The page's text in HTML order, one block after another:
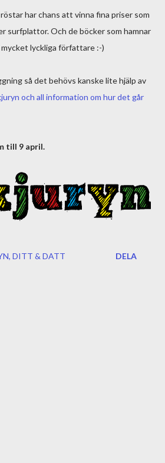
har chans att vinna fina priser som
surfplattor. Och de böcker som hamnar
lyckliga författare :-)
så det behövs kanske lite hjälp av
och all information om hur det går
till 9 april.
DITT & DATT DELA